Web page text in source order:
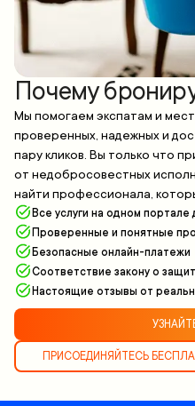
Почему
Мы помогаем экспатам и
проверенных, надежных и
пару кликов. Вы только что
от недобросовестных
найти профессионала,
Все услуги на одном портале
Проверенные и понятные
Безопасные онлайн-платежи
Соответствие закону о
Настоящие отзывы от
ПРИСОЕДИНЯЙТЕСЬ